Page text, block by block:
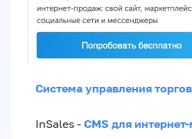
Система управления
InSales - CMS для